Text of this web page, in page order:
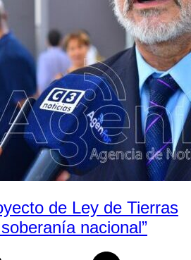
de Ley de Tierras
nacional”